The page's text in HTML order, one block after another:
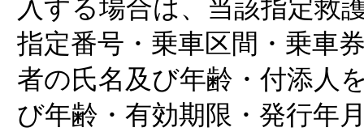
入する場合は、当該指定救
指定番号・乗車区間・乗車
者の氏名及び年齢・付添人
び年齢・有効期限・発行年